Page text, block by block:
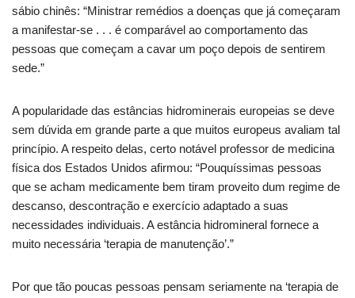
sábio chinês: “Ministrar remédios a doenças que já começaram
a manifestar-se . . . é comparável ao comportamento das
pessoas que começam a cavar um poço depois de sentirem
sede.”
A popularidade das estâncias hidrominerais europeias se deve
sem dúvida em grande parte a que muitos europeus avaliam tal
princípio. A respeito delas, certo notável professor de medicina
física dos Estados Unidos afirmou: “Pouquíssimas pessoas
que se acham medicamente bem tiram proveito dum regime de
descanso, descontração e exercício adaptado a suas
necessidades individuais. A estância hidromineral fornece a
muito necessária ‘terapia de manutenção’.”
Por que tão poucas pessoas pensam seriamente na ‘terapia de